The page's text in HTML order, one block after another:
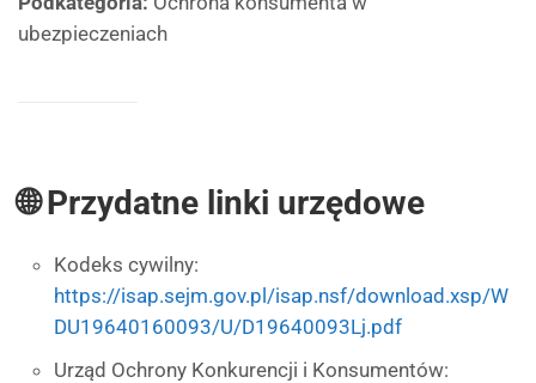
ubezpieczeniach
🌐 Przydatne linki urzędowe
Kodeks cywilny:
https://isap.sejm.gov.pl/isap.nsf/download.xsp/W
DU19640160093/U/D19640093Lj.pdf
Urząd Ochrony Konkurencji i Konsumentów: